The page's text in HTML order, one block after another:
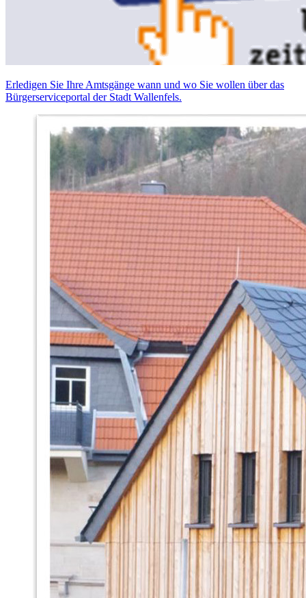
Erledigen Sie Ihre Amtsgänge wann und wo Sie wollen über das
Bürgerserviceportal der Stadt Wallenfels.